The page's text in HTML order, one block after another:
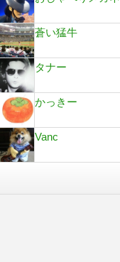
蒼い猛牛
タナー
かっきー
Vanc